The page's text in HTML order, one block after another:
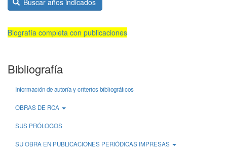
Buscar años indicados
Biografía completa con publicaciones
Bibliografía
Información de autoría y criterios bibliográficos
OBRAS DE RCA
SUS PRÓLOGOS
SU OBRA EN PUBLICACIONES PERIÓDICAS IMPRESAS